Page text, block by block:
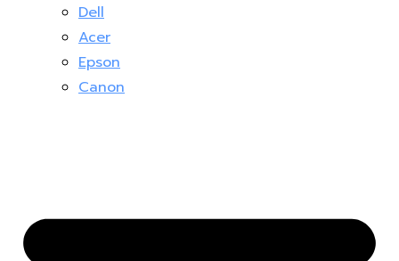
Dell
Acer
Epson
Canon